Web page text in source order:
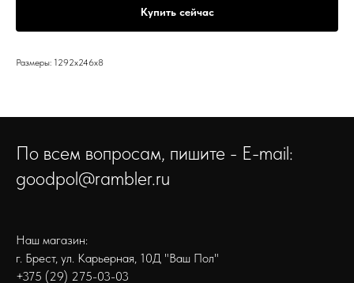
Купить сейчас
Размеры: 1292x246x8
По всем вопросам, пишите - E-mail:
goodpol@rambler.ru
Наш магазин:
г. Брест, ул. Карьерная, 10Д "Ваш Пол"
+375 (29) 275-03-03